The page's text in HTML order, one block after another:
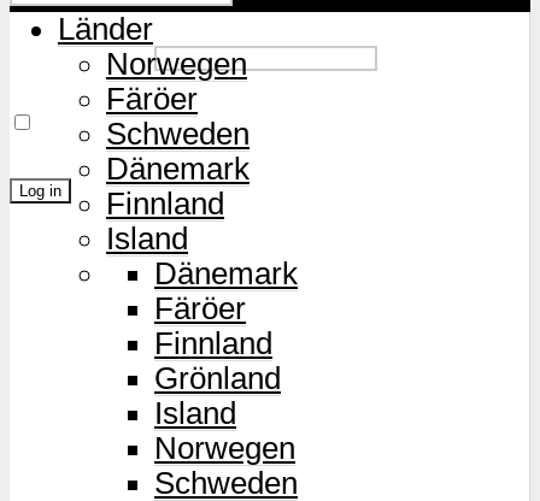
Password
Remember Me
Lost Password?
Länder
Norwegen
Färöer
Schweden
Dänemark
Finnland
Island
Dänemark
Färöer
Finnland
Grönland
Island
Norwegen
Schweden